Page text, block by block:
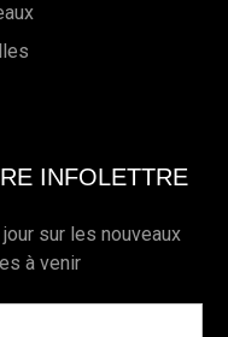
INFOLETTRE
sur les nouveaux
à venir